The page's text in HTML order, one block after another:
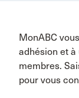
MonABC
adhésion et
membres.
pour vous